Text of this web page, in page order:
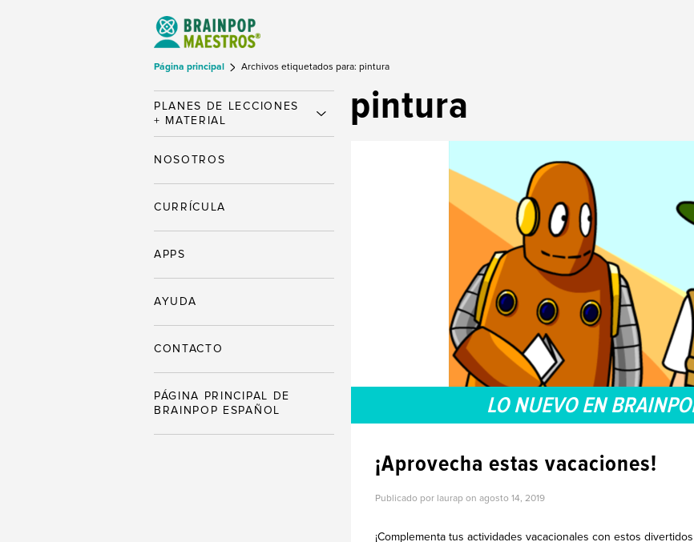
Página principal Archivos etiquetados para: pintura
pintura
LO NUEVO EN
¡Aprovecha estas vacaciones!
Publicado por laurap on agosto 14, 2019
¡Complementa tus actividades vacacionales con estos
PLANES DE LECCIONES
+ MATERIAL
NOSOTROS
CURRÍCULA
APPS
AYUDA
CONTACTO
PÁGINA PRINCIPAL DE
BRAINPOP ESPAÑOL